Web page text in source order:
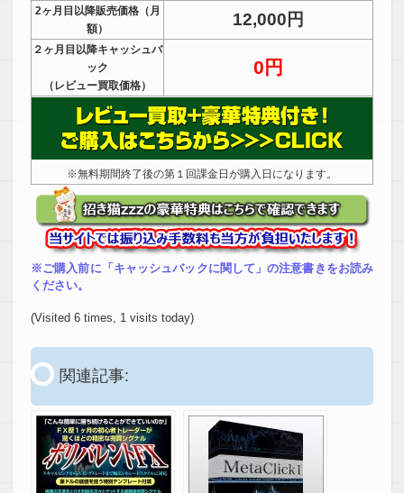
2ヶ月目以降販売価格（月
額）
12,000円
２ヶ月目以降キャッシュバ
ック
（レビュー買取価格）
0円
※無料期間終了後の第１回課金日が購入日になります。
※ご購入前に「キャッシュバックに関して」の注意書きをお読み
ください。
(Visited 6 times, 1 visits today)
関連記事: